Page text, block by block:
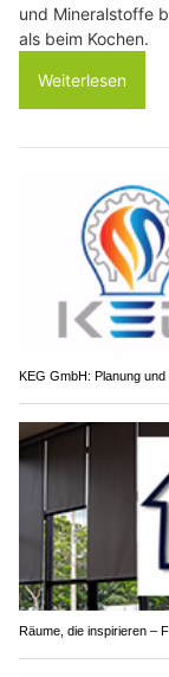
und Mineralstoffe
als beim Kochen.
Weiterlesen
KEG GmbH: Planung
Räume, die inspirieren –